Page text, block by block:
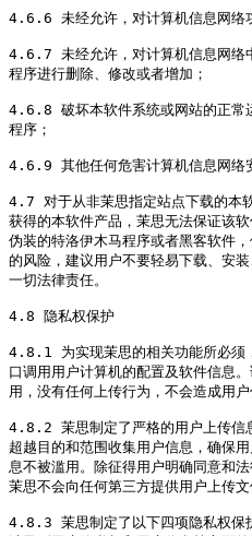
4.6.6 未经允许，对计算机信息网络
4.6.7 未经允许，对计算机信息网络
程序进行删除、修改或者增加；
4.6.8 破坏本软件系统或网站的正常
程序；
4.6.9 其他任何危害计算机信息网络
4.7 对于从非茉思指定站点下载的本
获得的本软件产品，茉思无法保证该
伪装的特洛伊木马程序或者黑客软件
的风险，建议用户不要轻易下载、安
一切法律责任。
4.8 隐私权保护
4.8.1 为实现茉思的相关功能所必须
口调用用户计算机的配置及软件信息
用，没有任何上传行为，不会造成用户
4.8.2 茉思制定了严格的用户上传信
超越目的和范围收集用户信息，确保
息不被滥用。除征得用户明确同意和法
茉思不会向任何第三方提供用户上传文
4.8.3 茉思制定了以下四项隐私权保